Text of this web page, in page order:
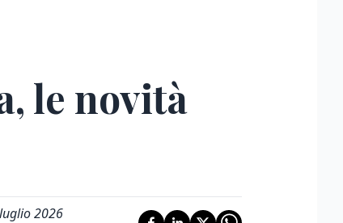
le novità
2026